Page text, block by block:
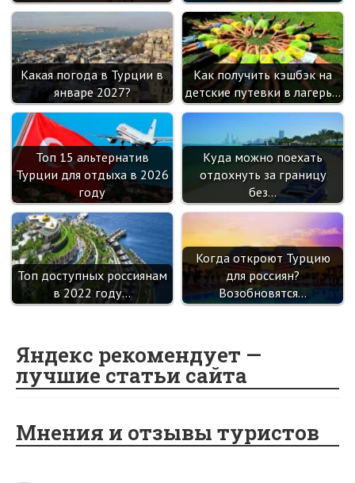
Какая погода в Турции в
январе 2027?
Как получить кэшбэк на
детские путевки в лагерь…
Топ 15 альтернатив
Турции для отдыха в 2026
году
Куда можно поехать
отдохнуть за границу
без…
Топ доступных россиянам
в 2022 году…
Когда откроют Турцию
для россиян?
Возобновятся…
Яндекс рекомендует —
лучшие статьи сайта
Мнения и отзывы туристов